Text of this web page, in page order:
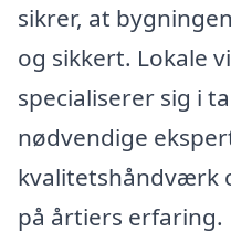
sikrer, at
og sikkert. Lokale
specialiserer sig i
nødvendige
kvalitetshåndværk
på årtiers erfaring.